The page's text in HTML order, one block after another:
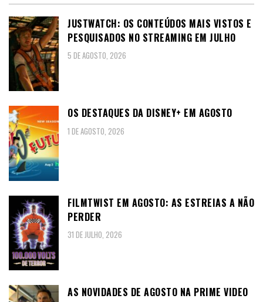
JUSTWATCH: OS CONTEÚDOS MAIS VISTOS E
PESQUISADOS NO STREAMING EM JULHO
5 DE AGOSTO, 2026
OS DESTAQUES DA DISNEY+ EM AGOSTO
1 DE AGOSTO, 2026
FILMTWIST EM AGOSTO: AS ESTREIAS A NÃO
PERDER
31 DE JULHO, 2026
AS NOVIDADES DE AGOSTO NA PRIME VIDEO